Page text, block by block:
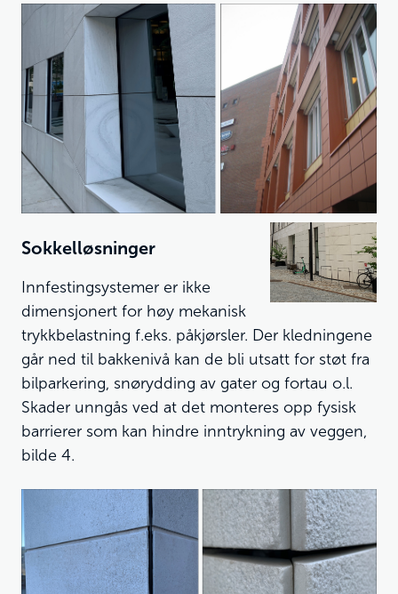
Sokkelløsninger
Innfestingsystemer er ikke
dimensjonert for høy mekanisk
trykkbelastning f.eks. påkjørsler. Der kledningene
går ned til bakkenivå kan de bli utsatt for støt fra
bilparkering, snørydding av gater og fortau o.l.
Skader unngås ved at det monteres opp fysisk
barrierer som kan hindre inntrykning av veggen,
bilde 4.